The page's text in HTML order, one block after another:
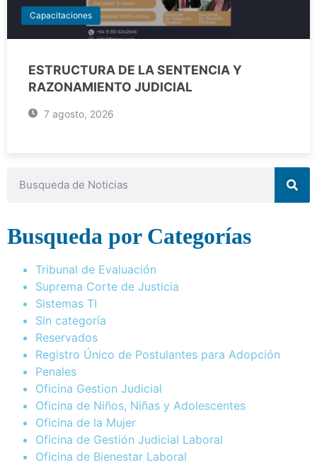
Capacitaciones
ESTRUCTURA DE LA SENTENCIA Y
RAZONAMIENTO JUDICIAL
7 agosto, 2026
Busqueda por Categorías
Tribunal de Evaluación
Suprema Corte de Justicia
Sistemas TI
Sin categoría
Reservados
Registro Único de Postulantes para Adopción
Penales
Oficina Gestion Judicial
Oficina de Niños, Niñas y Adolescentes
Oficina de la Mujer
Oficina de Gestión Judicial Laboral
Oficina de Bienestar Laboral